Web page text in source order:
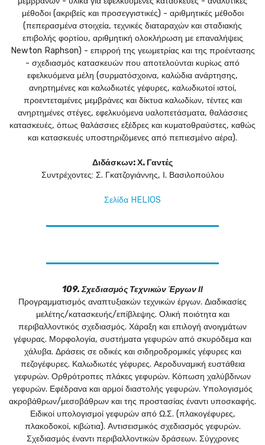
μέθοδοι (ακριβείς και προσεγγιστικές) - αριθμητικές μέθοδοι
(πεπερασμένα στοιχεία, τεχνικές διαταραχών και σταδιακής
επιβολής φορτίου, αριθμητική ολοκλήρωση με επαναλήψεις
Newton Raphson) - επιρροή της γεωμετρίας και της προέντασης
- σχεδιασμός κατασκευών που αποτελούνται κυρίως από
εφελκυόμενα μέλη (συρματόσχοινα, καλώδια ανάρτησης,
ανηρτημένες και καλωδιωτές γέφυρες, καλωδιωτοί ιστοί,
προεντεταμένες μεμβράνες και δίκτυα καλωδίων, τέντες και
ανηρτημένες στέγες, εφελκυόμενα υαλοπετάσματα, θαλάσσιες
κατασκευές, όπως θαλάσσιες εξέδρες και κυματοθραύστες, καθώς
και κατασκευές υποστηριζόμενες από πεπιεσμένο αέρα).
Διδάσκων: Χ. Γαντές
Συντρέχοντες: Σ. Γκατζογιάννης, Ι. Βασιλοπούλου
Σελίδα HELIOS
109. Σχεδιασμός Τεχνικών Έργων ΙΙ
Προγραμματισμός αναπτυξιακών τεχνικών έργων. Διαδικασίες
μελέτης/κατασκευής/επίβλεψης. Ολική ποιότητα και
περιβαλλοντικός σχεδιασμός. Χάραξη και επιλογή ανοιγμάτων
γέφυρας. Μορφολογία, συστήματα γεφυρών από σκυρόδεμα και
χάλυβα. Δράσεις σε οδικές και σιδηροδρομικές γέφυρες και
πεζογέφυρες. Καλωδιωτές γέφυρες. Αεροδυναμική ευστάθεια
γεφυρών. Ορθρότροπες πλάκες γεφυρών. Κόπωση χαλύβδινων
γεφυρών. Εφέδρανα και αρμοί διαστολής γεφυρών. Υπολογισμός
ακροβάθρων/μεσοβάθρων και της προστασίας έναντι υποσκαφής.
Ειδικοί υπολογισμοί γεφυρών από Ω.Σ. (πλακογέφυρες,
πλακοδοκοί, κιβώτια). Αντισεισμικός σχεδιασμός γεφυρών.
Σχεδιασμός έναντι περιβαλλοντικών δράσεων. Σύγχρονες